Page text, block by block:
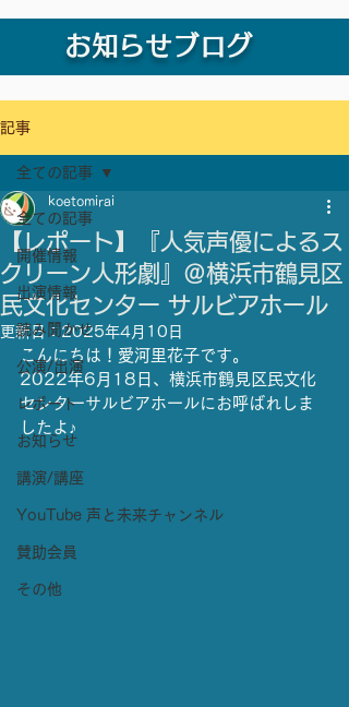
お知らせブログ
記事
全ての記事
開催情報
出演情報
読み聞かせ
公演/出演
レポート
お知らせ
講演/講座
YouTube 声と未来チャンネル
賛助会員
その他
全ての記事
【レポート】『人気声優によるス
クリーン人形劇』＠横浜市鶴見区
民文化センター サルビアホール
koetomirai
更新日：2025年4月10日
こんにちは！愛河里花子です。
2022年6月18日、横浜市鶴見区民文化
センターサルビアホールにお呼ばれしま
したよ♪